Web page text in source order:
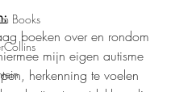
Books
boeken over en rondom
mijn eigen autisme
herkenning te voelen